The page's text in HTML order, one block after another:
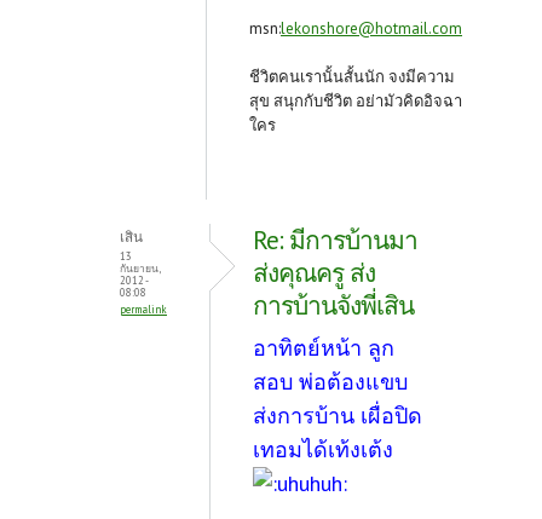
msn:lekonshore@hotmail.com
ชีวิตคนเรานั้นสั้นนัก จงมีความ
สุข สนุกกับชีวิต อย่ามัวคิดอิจฉา
ใคร
เสิน
13
กันยายน,
2012 -
08:08
permalink
Re: มีการบ้านมา
ส่งคุณครู ส่ง
การบ้านจังพี่เสิน
อาทิตย์หน้า ลูก
สอบ พ่อต้องแขบ
ส่งการบ้าน เผื่อปิด
เทอมได้เท้งเต้ง